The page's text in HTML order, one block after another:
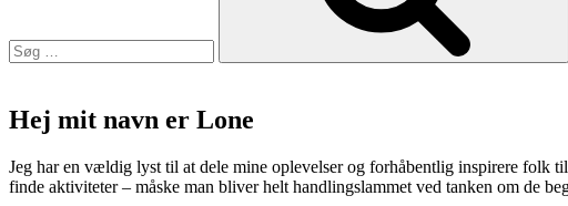
Hej mit navn er Lone
Jeg har en vældig lyst til at dele mine oplevelser og forhåbentlig inspirere folk
finde aktiviteter – måske man bliver helt handlingslammet ved tanken om de